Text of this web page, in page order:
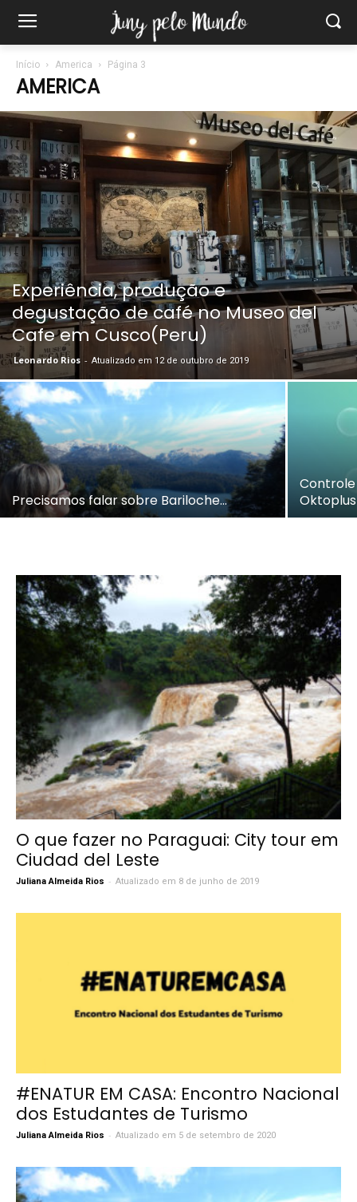
Início America Página 3
AMERICA
Experiência, produção e
degustação de café no Museo del
Cafe em Cusco(Peru)
Leonardo Rios - Atualizado em 12 de outubro de 2019
Precisamos falar sobre Bariloche…
O que fazer no Paraguai: City tour em
Ciudad del Leste
Juliana Almeida Rios - Atualizado em 8 de junho de 2019
#ENATUR EM CASA: Encontro Nacional
dos Estudantes de Turismo
Juliana Almeida Rios - Atualizado em 5 de setembro de 2020